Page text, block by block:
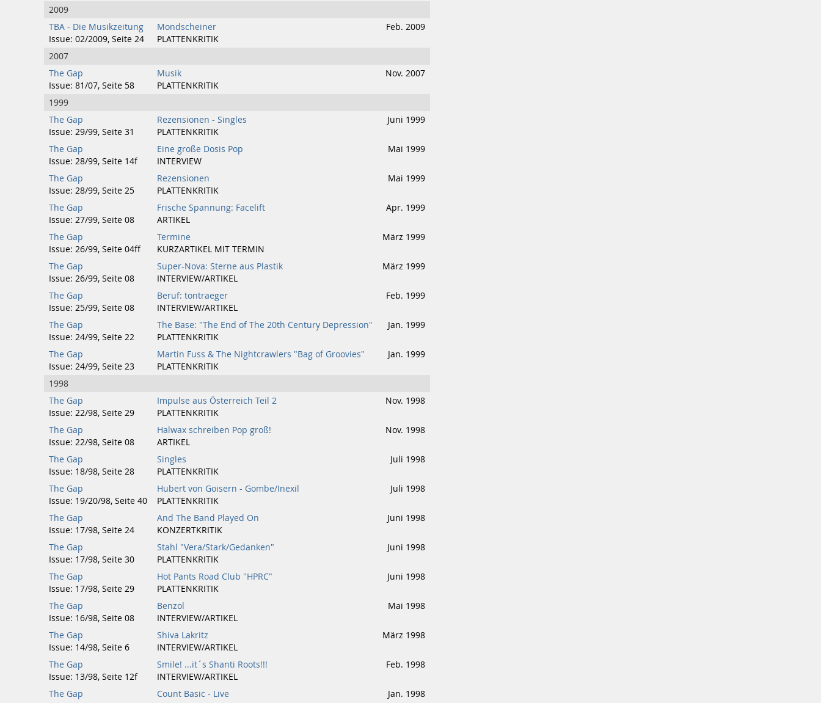
2009
TBA - Die Musikzeitung
Issue: 02/2009, Seite 24
Mondscheiner
PLATTENKRITIK
Feb. 2009
2007
The Gap
Issue: 81/07, Seite 58
Musik
PLATTENKRITIK
Nov. 2007
1999
The Gap
Issue: 29/99, Seite 31
Rezensionen - Singles
PLATTENKRITIK
Juni 1999
The Gap
Issue: 28/99, Seite 14f
Eine große Dosis Pop
INTERVIEW
Mai 1999
The Gap
Issue: 28/99, Seite 25
Rezensionen
PLATTENKRITIK
Mai 1999
The Gap
Issue: 27/99, Seite 08
Frische Spannung: Facelift
ARTIKEL
Apr. 1999
The Gap
Issue: 26/99, Seite 04ff
Termine
KURZARTIKEL MIT TERMIN
März 1999
The Gap
Issue: 26/99, Seite 08
Super-Nova: Sterne aus Plastik
INTERVIEW/ARTIKEL
März 1999
The Gap
Issue: 25/99, Seite 08
Beruf: tontraeger
INTERVIEW/ARTIKEL
Feb. 1999
The Gap
Issue: 24/99, Seite 22
The Base: "The End of The 20th Century Depression"
PLATTENKRITIK
Jan. 1999
The Gap
Issue: 24/99, Seite 23
Martin Fuss & The Nightcrawlers "Bag of Groovies"
PLATTENKRITIK
Jan. 1999
1998
The Gap
Issue: 22/98, Seite 29
Impulse aus Österreich Teil 2
PLATTENKRITIK
Nov. 1998
The Gap
Issue: 22/98, Seite 08
Halwax schreiben Pop groß!
ARTIKEL
Nov. 1998
The Gap
Issue: 18/98, Seite 28
Singles
PLATTENKRITIK
Juli 1998
The Gap
Issue: 19/20/98, Seite 40
Hubert von Goisern - Gombe/Inexil
PLATTENKRITIK
Juli 1998
The Gap
Issue: 17/98, Seite 24
And The Band Played On
KONZERTKRITIK
Juni 1998
The Gap
Issue: 17/98, Seite 30
Stahl "Vera/Stark/Gedanken"
PLATTENKRITIK
Juni 1998
The Gap
Issue: 17/98, Seite 29
Hot Pants Road Club "HPRC"
PLATTENKRITIK
Juni 1998
The Gap
Issue: 16/98, Seite 08
Benzol
INTERVIEW/ARTIKEL
Mai 1998
The Gap
Issue: 14/98, Seite 6
Shiva Lakritz
INTERVIEW/ARTIKEL
März 1998
The Gap
Issue: 13/98, Seite 12f
Smile! ...it´s Shanti Roots!!!
INTERVIEW/ARTIKEL
Feb. 1998
The Gap
Count Basic - Live
Jan. 1998